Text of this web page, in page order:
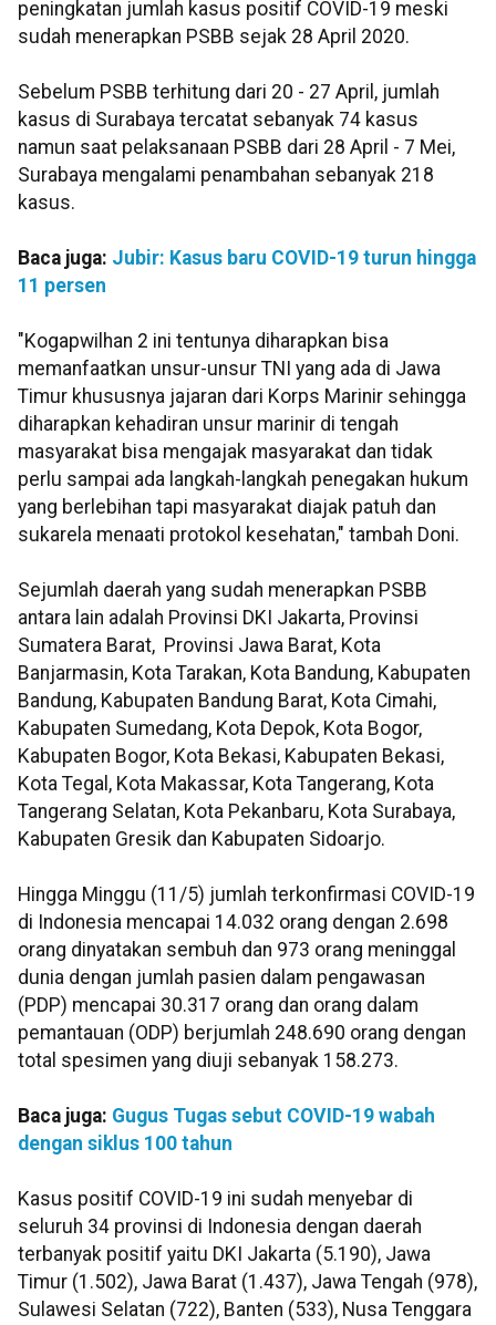
peningkatan jumlah kasus positif COVID-19 meski
sudah menerapkan PSBB sejak 28 April 2020.
Sebelum PSBB terhitung dari 20 - 27 April, jumlah
kasus di Surabaya tercatat sebanyak 74 kasus
namun saat pelaksanaan PSBB dari 28 April - 7 Mei,
Surabaya mengalami penambahan sebanyak 218
kasus.
Baca juga: Jubir: Kasus baru COVID-19 turun hingga
11 persen
"Kogapwilhan 2 ini tentunya diharapkan bisa
memanfaatkan unsur-unsur TNI yang ada di Jawa
Timur khususnya jajaran dari Korps Marinir sehingga
diharapkan kehadiran unsur marinir di tengah
masyarakat bisa mengajak masyarakat dan tidak
perlu sampai ada langkah-langkah penegakan hukum
yang berlebihan tapi masyarakat diajak patuh dan
sukarela menaati protokol kesehatan," tambah Doni.
Sejumlah daerah yang sudah menerapkan PSBB
antara lain adalah Provinsi DKI Jakarta, Provinsi
Sumatera Barat, Provinsi Jawa Barat, Kota
Banjarmasin, Kota Tarakan, Kota Bandung, Kabupaten
Bandung, Kabupaten Bandung Barat, Kota Cimahi,
Kabupaten Sumedang, Kota Depok, Kota Bogor,
Kabupaten Bogor, Kota Bekasi, Kabupaten Bekasi,
Kota Tegal, Kota Makassar, Kota Tangerang, Kota
Tangerang Selatan, Kota Pekanbaru, Kota Surabaya,
Kabupaten Gresik dan Kabupaten Sidoarjo.
Hingga Minggu (11/5) jumlah terkonfirmasi COVID-19
di Indonesia mencapai 14.032 orang dengan 2.698
orang dinyatakan sembuh dan 973 orang meninggal
dunia dengan jumlah pasien dalam pengawasan
(PDP) mencapai 30.317 orang dan orang dalam
pemantauan (ODP) berjumlah 248.690 orang dengan
total spesimen yang diuji sebanyak 158.273.
Baca juga: Gugus Tugas sebut COVID-19 wabah
dengan siklus 100 tahun
Kasus positif COVID-19 ini sudah menyebar di
seluruh 34 provinsi di Indonesia dengan daerah
terbanyak positif yaitu DKI Jakarta (5.190), Jawa
Timur (1.502), Jawa Barat (1.437), Jawa Tengah (978),
Sulawesi Selatan (722), Banten (533), Nusa Tenggara